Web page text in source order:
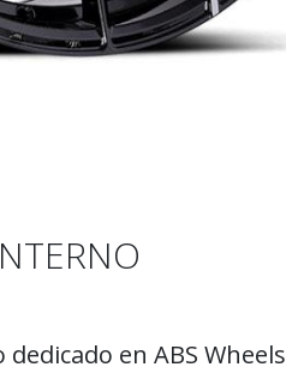
en ABS Wheels